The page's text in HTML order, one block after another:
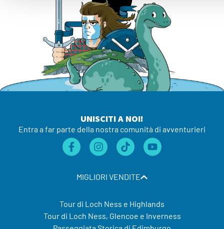
UNISCITI A NOI!
Entra a far parte della nostra comunità di avventurieri
MIGLIORI VENDITE
Tour di Loch Ness e Highlands
Tour di Loch Ness, Glencoe e Inverness